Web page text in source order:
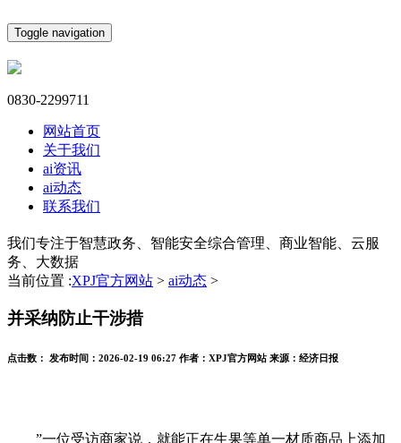
Toggle navigation
0830-2299711
网站首页
关于我们
ai资讯
ai动态
联系我们
我们专注于智慧政务、智能安全综合管理、商业智能、云服
务、大数据
当前位置 :XPJ官方网站 > ai动态 >
并采纳防止干涉措
点击数： 发布时间： 2026-02-19 06:27 作者： XPJ官方网站 来源： 经济日报
”一位受访商家说，就能正在生果等单一材质商品上添加